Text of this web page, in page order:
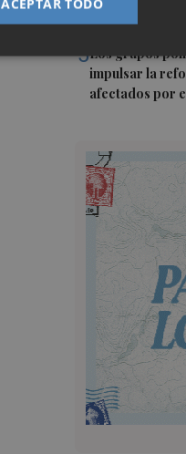
5Los grupos
impulsar la
afectados por